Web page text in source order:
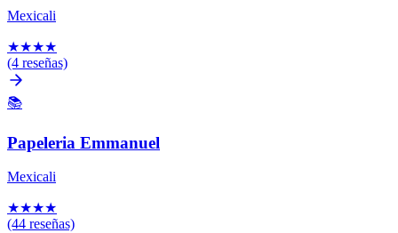
Mexicali
★★★★
(4 reseñas)
📚
Papeleria Emmanuel
Mexicali
★★★★
(44 reseñas)